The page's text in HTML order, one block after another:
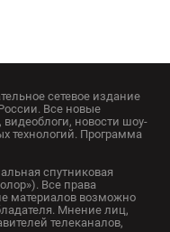
сетевое издание
Все новые
новости шоу-
технологий. Программа
спутниковая
Все права
материалов возможно
Мнение лиц,
телеканалов,